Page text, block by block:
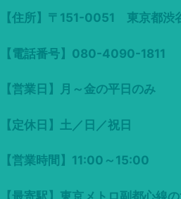
【住所】〒151-0051 東京都渋
【電話番号】080-4090-1811
【営業日】月～金の平日のみ
【定休日】土／日／祝日
【営業時間】11:00～15:00
【最寄駅】東京メトロ副都心線